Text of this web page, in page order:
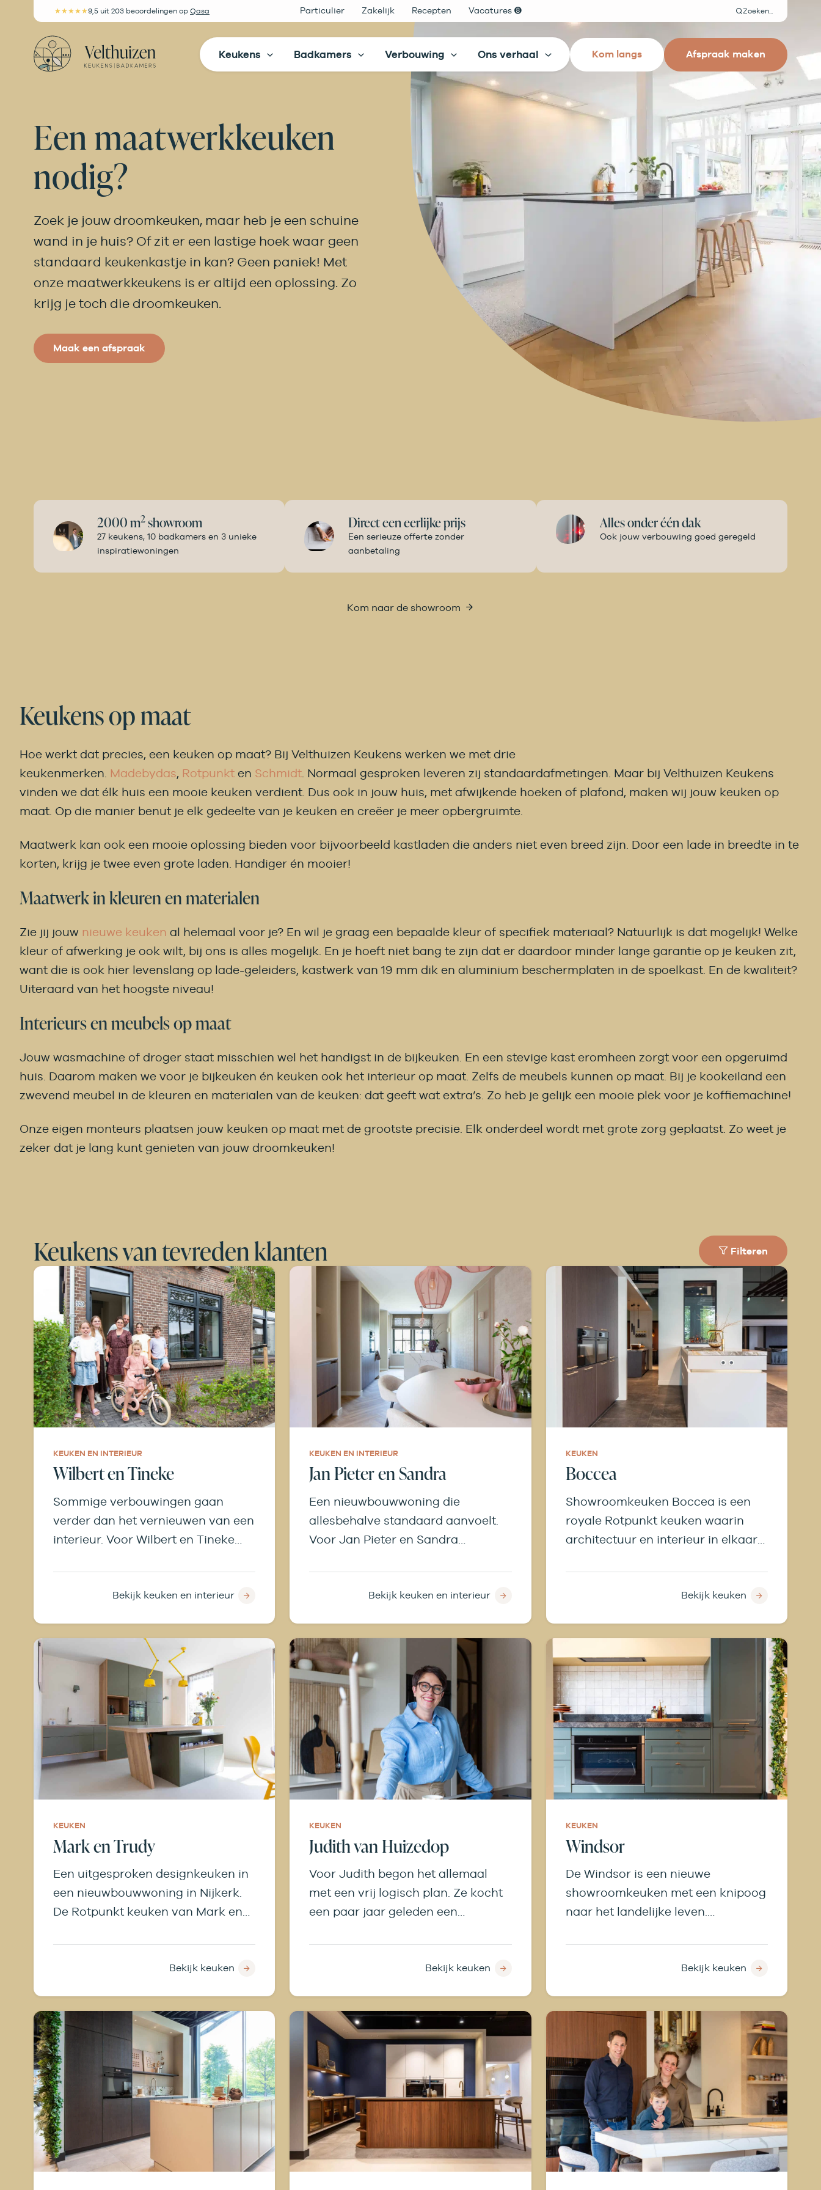
inhoud
★★★★★9,5 uit 203 beoordelingen op Qasa Particulier Zakelijk Recepten Vacatures ➑ Zoeken
Keukens Badkamers Verbouwing Ons verhaal Kom langs Afspraak maken
Een maatwerkkeuken
nodig?
Zoek je jouw droomkeuken, maar heb je een schuine
wand in je huis? Of zit er een lastige hoek waar geen
standaard keukenkastje in kan? Geen paniek! Met
onze maatwerkkeukens is er altijd een oplossing. Zo
krijg je toch die droomkeuken.
Maak een afspraak
2000 m2showroom
27 keukens, 10 badkamers en 3 unieke
inspiratiewoningen
Direct een eerlijke prijs
Een serieuze offerte zonder
aanbetaling
Alles onder één dak
Ook jouw verbouwing goed geregeld
Kom naar de showroom
Keukens op maat
Hoe werkt dat precies, een keuken op maat? Bij Velthuizen Keukens werken we met drie
keukenmerken. Madebydas, Rotpunkt en Schmidt . Normaal gesproken leveren zij standaardafmetingen. Maar bij Velthuizen Keukens
vinden we dat élk huis een mooie keuken verdient. Dus ook in jouw huis, met afwijkende hoeken of plafond, maken wij jouw keuken op
maat. Op die manier benut je elk gedeelte van je keuken en creëer je meer opbergruimte.
Maatwerk kan ook een mooie oplossing bieden voor bijvoorbeeld kastladen die anders niet even breed zijn. Door een lade in breedte in te
korten, krijg je twee even grote laden. Handiger én mooier!
Maatwerk in kleuren en materialen
Zie jij jouw nieuwe keuken al helemaal voor je? En wil je graag een bepaalde kleur of specifiek materiaal? Natuurlijk is dat mogelijk! Welke
kleur of afwerking je ook wilt, bij ons is alles mogelijk. En je hoeft niet bang te zijn dat er daardoor minder lange garantie op je keuken zit,
want die is ook hier levenslang op lade-geleiders, kastwerk van 19 mm dik en aluminium beschermplaten in de spoelkast. En de kwaliteit?
Uiteraard van het hoogste niveau!
Interieurs en meubels op maat
Jouw wasmachine of droger staat misschien wel het handigst in de bijkeuken. En een stevige kast eromheen zorgt voor een opgeruimd
huis. Daarom maken we voor je bijkeuken én keuken ook het interieur op maat. Zelfs de meubels kunnen op maat. Bij je kookeiland een
zwevend meubel in de kleuren en materialen van de keuken: dat geeft wat extra’s. Zo heb je gelijk een mooie plek voor je koffiemachine!
Onze eigen monteurs plaatsen jouw keuken op maat met de grootste precisie. Elk onderdeel wordt met grote zorg geplaatst. Zo weet je
zeker dat je lang kunt genieten van jouw droomkeuken!
Keukens van tevreden klanten Filteren
KEUKEN EN INTERIEUR
Wilbert en Tineke
Sommige verbouwingen gaan
verder dan het vernieuwen van een
interieur. Voor Wilbert en Tineke
huizen werd er één royale
het moment eindelijk daar: samen
met hun gezin genieten van het
huis waar ze zo lang naartoe
hebben gewerkt.
Bekijk keuken en interieur
KEUKEN EN INTERIEUR
Jan Pieter en Sandra
Een nieuwbouwwoning die
allesbehalve standaard aanvoelt.
Voor Jan Pieter en Sandra
maatwerkmeubelen en een
Bekijk keuken en interieur
KEUKEN
Boccea
Showroomkeuken Boccea is een
royale Rotpunkt keuken waarin
architectuur en interieur in elkaar
NEFF FlexDesign apparatuur is dit
Bekijk keuken
KEUKEN
Mark en Trudy
Een uitgesproken designkeuken in
een nieuwbouwwoning in Nijkerk.
De Rotpunkt keuken van Mark en
kleurkeuzes, een unieke kooktafel,
een zwevend meubel en
werkblad, Siemens apparatuur en
een Selsiuz kokendwaterkraan.
Bekijk keuken
KEUKEN
Judith van Huizedop
Voor Judith begon het allemaal
met een vrij logisch plan. Ze kocht
een paar jaar geleden een
Bij de zoektocht naar haar
droomkeuken was een
eigenlijk: dit zal het wel moeten
worden,” vertelt ze. Toch bleef er
iets knagen; ze had het gevoel dat
er meer mogelijk was.
Bekijk keuken
KEUKEN
Windsor
De Windsor is een nieuwe
showroomkeuken met een knipoog
naar het landelijke leven.
details, een granieten werkblad en
NEFF apparatuur maken van deze
eigentijds karakter.
Bekijk keuken
Filteren
Alle resultaten bekijken